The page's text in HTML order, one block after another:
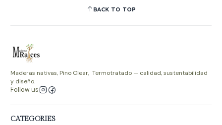
BACK TO TOP
Maderas nativas, Pino Clear, Termotratado — calidad, sustentabilidad
y diseño.
Follow us
CATEGORIES